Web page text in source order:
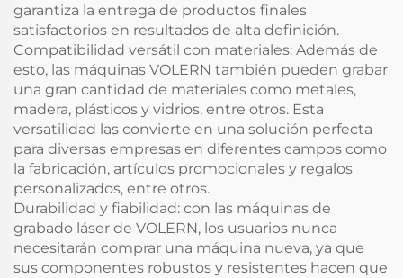
garantiza la entrega de productos finales
satisfactorios en resultados de alta definición.
Compatibilidad versátil con materiales: Además de
esto, las máquinas VOLERN también pueden grabar
una gran cantidad de materiales como metales,
madera, plásticos y vidrios, entre otros. Esta
versatilidad las convierte en una solución perfecta
para diversas empresas en diferentes campos como
la fabricación, artículos promocionales y regalos
personalizados, entre otros.
Durabilidad y fiabilidad: con las máquinas de
grabado láser de VOLERN, los usuarios nunca
necesitarán comprar una máquina nueva, ya que
sus componentes robustos y resistentes hacen que